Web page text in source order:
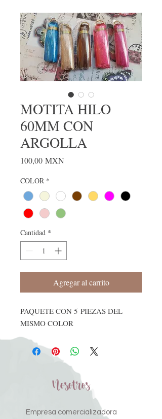
MOTITA HILO
60MM CON
ARGOLLA
100,00 MXN
COLOR *
Cantidad *
Agregar al carrito
PAQUETE CON 5 PIEZAS DEL
MISMO COLOR
Nosotros
Empresa comercializadora